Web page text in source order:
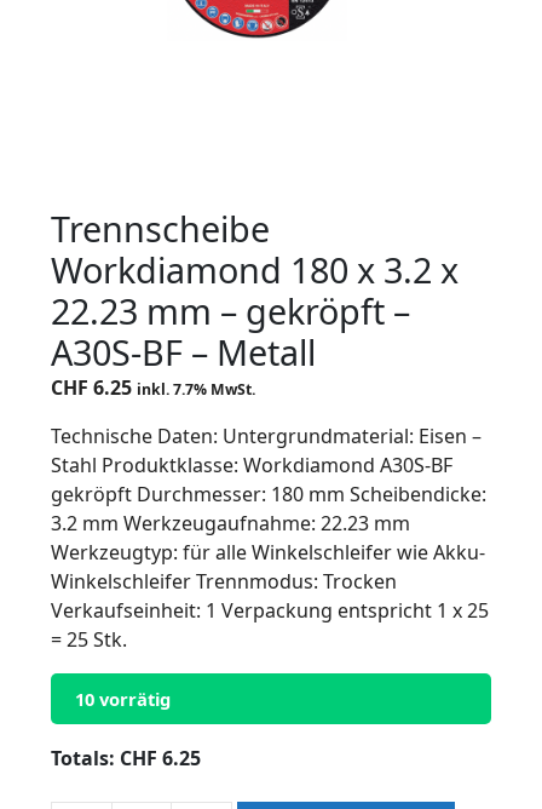
Trennscheibe
Workdiamond 180 x 3.2 x
22.23 mm – gekröpft –
A30S-BF – Metall
CHF 6.25 inkl. 7.7% MwSt.
Technische Daten: Untergrundmaterial: Eisen –
Stahl Produktklasse: Workdiamond A30S-BF
gekröpft Durchmesser: 180 mm Scheibendicke:
3.2 mm Werkzeugaufnahme: 22.23 mm
Werkzeugtyp: für alle Winkelschleifer wie Akku-
Winkelschleifer Trennmodus: Trocken
Verkaufseinheit: 1 Verpackung entspricht 1 x 25
= 25 Stk.
10 vorrätig
Totals: CHF 6.25